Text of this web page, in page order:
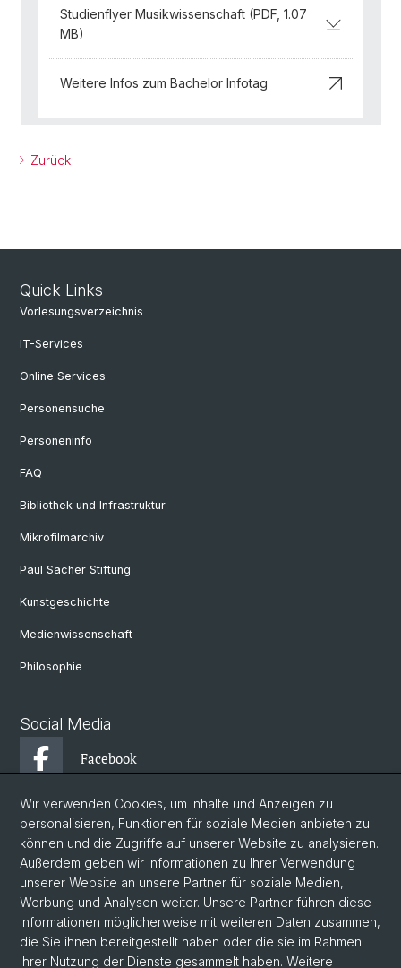
Studienflyer Musikwissenschaft (PDF, 1.07
MB)
Weitere Infos zum Bachelor Infotag
Zurück
Quick Links
Vorlesungsverzeichnis
IT-Services
Online Services
Personensuche
Personeninfo
FAQ
Bibliothek und Infrastruktur
Mikrofilmarchiv
Paul Sacher Stiftung
Kunstgeschichte
Medienwissenschaft
Philosophie
Social Media
Facebook
Instagram
YouTube
© Universität Basel
Datenschutzerklärung
Wir verwenden Cookies, um Inhalte und Anzeigen zu
personalisieren, Funktionen für soziale Medien anbieten zu
können und die Zugriffe auf unserer Website zu analysieren.
Außerdem geben wir Informationen zu Ihrer Verwendung
unserer Website an unsere Partner für soziale Medien,
Werbung und Analysen weiter. Unsere Partner führen diese
Informationen möglicherweise mit weiteren Daten zusammen,
die Sie ihnen bereitgestellt haben oder die sie im Rahmen
Ihrer Nutzung der Dienste gesammelt haben. Weitere